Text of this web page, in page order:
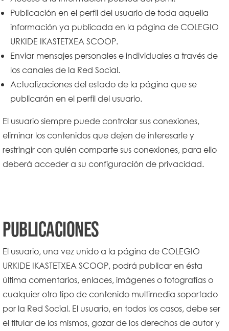
Publicación en el perfil del usuario de toda aquella
información ya publicada en la página de COLEGIO
URKIDE IKASTETXEA SCOOP.
Enviar mensajes personales e individuales a través de
los canales de la Red Social.
Actualizaciones del estado de la página que se
publicarán en el perfil del usuario.
El usuario siempre puede controlar sus conexiones,
eliminar los contenidos que dejen de interesarle y
restringir con quién comparte sus conexiones, para ello
deberá acceder a su configuración de privacidad.
Publicaciones
El usuario, una vez unido a la página de COLEGIO
URKIDE IKASTETXEA SCOOP, podrá publicar en ésta
última comentarios, enlaces, imágenes o fotografías o
cualquier otro tipo de contenido multimedia soportado
por la Red Social. El usuario, en todos los casos, debe ser
el titular de los mismos, gozar de los derechos de autor y